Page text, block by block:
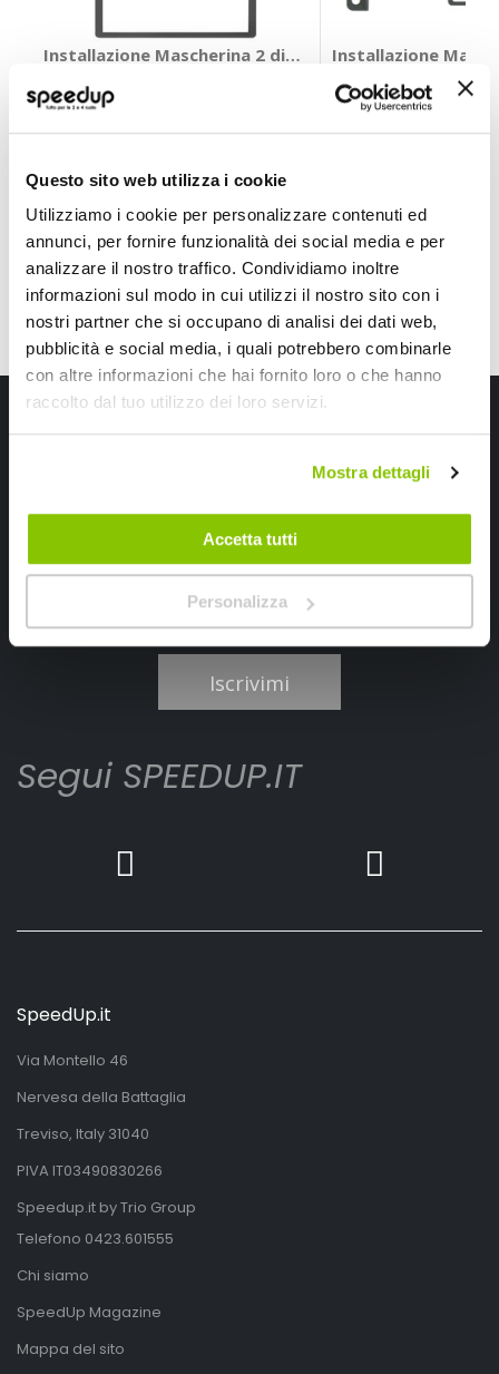
Questo sito web utilizza i cookie
Utilizziamo i cookie per personalizzare contenuti ed
annunci, per fornire funzionalità dei social media e per
analizzare il nostro traffico. Condividiamo inoltre
informazioni sul modo in cui utilizzi il nostro sito con i
nostri partner che si occupano di analisi dei dati web,
pubblicità e social media, i quali potrebbero combinarle
con altre informazioni che hai fornito loro o che hanno
raccolto dal tuo utilizzo dei loro servizi.
Mostra dettagli
Accetta tutti
Personalizza
Installazione Mascherina 2 din - PHONOCAR Citroen
PHONOCAR
+ altri 2 veicoli
speciale
Spedizione gratuita!
Installazione
PHONOCAR
Iscriviti alla newsletter Speedup
Iscrivimi
Segui SPEEDUP.IT
SpeedUp.it
Via Montello 46
Nervesa della Battaglia
Treviso, Italy 31040
PIVA IT03490830266
Speedup.it by Trio Group
Telefono 0423.601555
Chi siamo
SpeedUp Magazine
Mappa del sito